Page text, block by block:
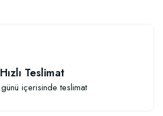
Hızlı Teslimat
içerisinde teslimat